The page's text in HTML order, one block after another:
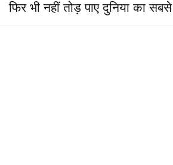
फिर भी नहीं तोड़ पाए दुनिया का सबसे